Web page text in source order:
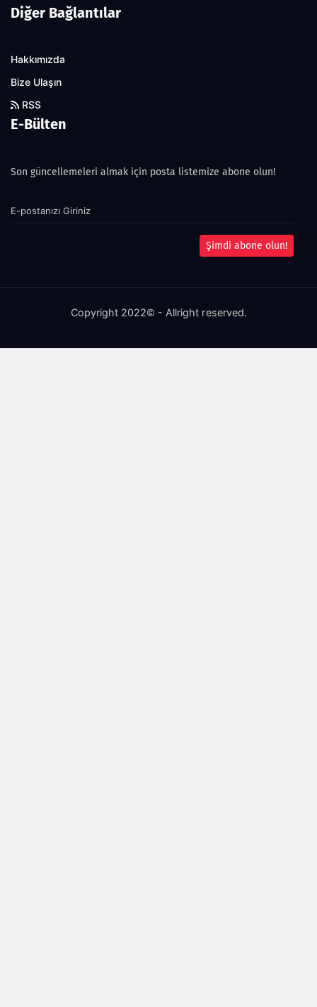
Diğer Bağlantılar
Hakkımızda
Bize Ulaşın
RSS
E-Bülten
Son güncellemeleri almak için posta listemize abone olun!
Şimdi abone olun!
Copyright 2022© - Allright reserved.